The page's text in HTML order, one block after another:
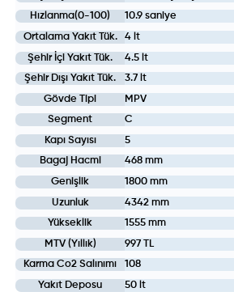
Hızlanma(0-100)
10.9 saniye
Ortalama Yakıt Tük.
4 lt
Şehir İçi Yakıt Tük.
4.5 lt
Şehir Dışı Yakıt Tük.
3.7 lt
Gövde Tipi
MPV
Segment
C
Kapı Sayısı
5
Bagaj Hacmi
468 mm
Genişlik
1800 mm
Uzunluk
4342 mm
Yükseklik
1555 mm
MTV (Yıllık)
997 TL
Karma Co2 Salınımı
108
Yakıt Deposu
50 lt